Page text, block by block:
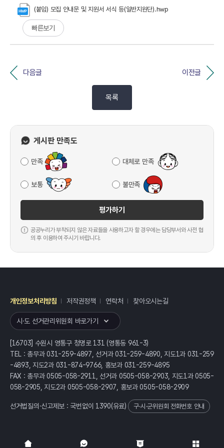
(붙임) 모집 안내문 및 지원서 서식 등(일반지원단).hwp
빠른보기
다음글 이전글
목록
게시판 만족도
만족 대체로 만족
보통 불만족
평가하기
공공누리가 부착되지 않은 자료들을 사용하고자 할 경우에는 담당부서와 사전 협
의 후 이용하여 주시기 바랍니다.
개인정보처리방침 저작권정책 연락처 찾아오시는길
시·도 선거관리위원회 바로가기
[16703] 수원시 영통구 청명로 131 (영통동 961-3)
TEL : 총무과 031-259-4897, 선거과 031-259-4890, 지도1과 031-259
-4893, 지도2과 031-874-9766, 홍보과 031-259-4895
FAX : 총무과 0505-058-2911, 선거과 0505-058-2903, 지도1과 0505-
058-2905, 지도2과 0505-058-2907, 홍보과 0505-058-2909
선거법질의·신고제보 : 국번없이 1390(유료) 구·시·군위원회 전화번호 안내